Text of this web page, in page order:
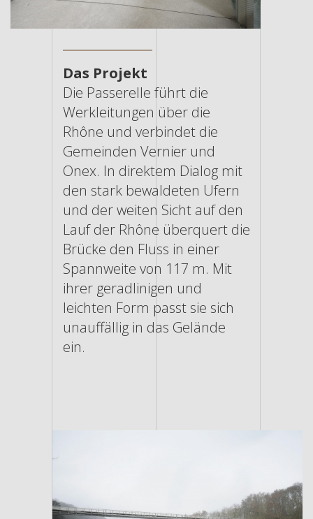
Das Projekt
Die Passerelle führt die
Werkleitungen über die
Rhône und verbindet die
Gemeinden Vernier und
Onex. In direktem Dialog mit
den stark bewaldeten Ufern
und der weiten Sicht auf den
Lauf der Rhône überquert die
Brücke den Fluss in einer
Spannweite von 117 m. Mit
ihrer geradlinigen und
leichten Form passt sie sich
unauffällig in das Gelände
ein.